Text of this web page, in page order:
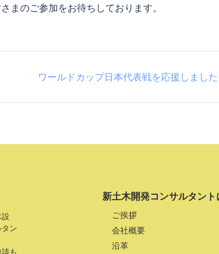
まのご参加をお待ちしております。
ワールドカップ日本代表戦を応援しまし
ン
も
新土木開発コンサルタン
ご挨拶
会社概要
沿革